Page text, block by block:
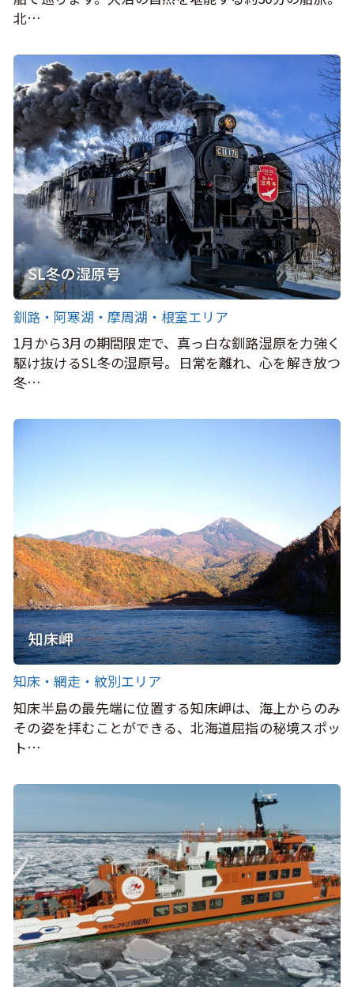
北…
SL冬の湿原号
釧路・阿寒湖・摩周湖・根室エリア
1月から3月の期間限定で、真っ白な釧路湿原を力強く
駆け抜けるSL冬の湿原号。日常を離れ、心を解き放つ
冬…
知床岬
知床・網走・紋別エリア
知床半島の最先端に位置する知床岬は、海上からのみ
その姿を拝むことができる、北海道屈指の秘境スポッ
ト…